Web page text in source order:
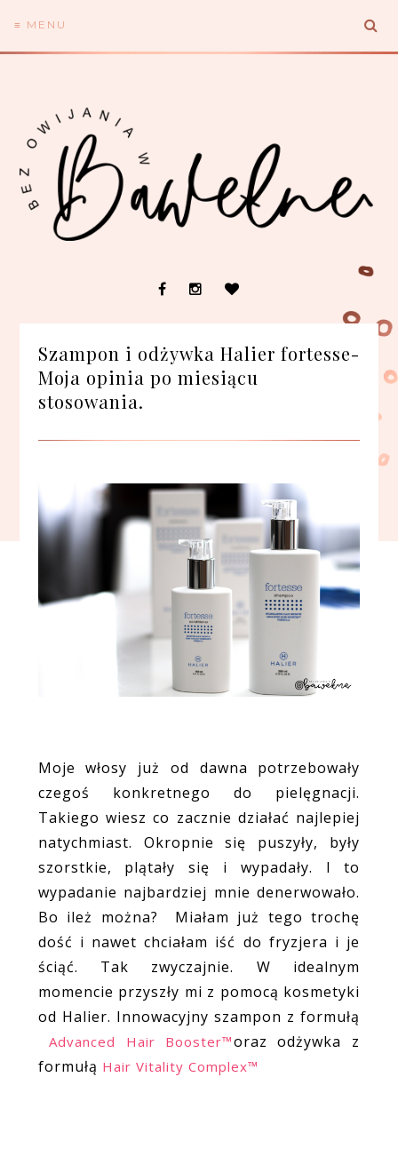
≡ MENU
Szampon i odżywka Halier fortesse-
Moja opinia po miesiącu
stosowania.
Moje włosy już od dawna potrzebowały
czegoś konkretnego do pielęgnacji.
Takiego wiesz co zacznie działać najlepiej
natychmiast. Okropnie się puszyły, były
szorstkie, plątały się i wypadały. I to
wypadanie najbardziej mnie denerwowało.
Bo ileż można? Miałam już tego trochę
dość i nawet chciałam iść do fryzjera i je
ściąć. Tak zwyczajnie. W idealnym
momencie przyszły mi z pomocą kosmetyki
od Halier. Innowacyjny szampon z formułą
Advanced Hair Booster™oraz odżywka z
formułą Hair Vitality Complex™